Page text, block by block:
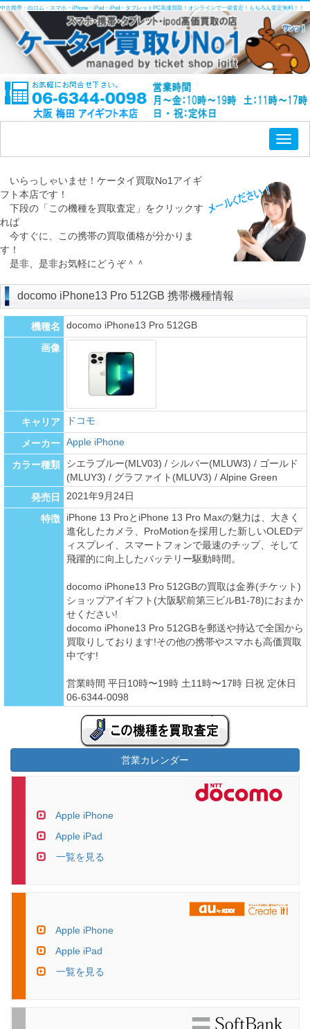
中古携帯・白ロム・スマホ・iPhone・iPad・iPod・タブレットPC高価買取！オンラインで一発査定！もちろん査定無料！！
いらっしゃいませ！ケータイ買取No1アイギ
フト本店です！
下段の「この機種を買取査定」をクリックす
れば
今すぐに、この携帯の買取価格が分かりま
す！
是非、是非お気軽にどうぞ＾＾
docomo iPhone13 Pro 512GB 携帯機種情報
機種名 docomo iPhone13 Pro 512GB
画像
キャリア ドコモ
メーカー Apple iPhone
カラー種類
シエラブルー(MLV03) / シルバー(MLUW3) / ゴールド
(MLUY3) / グラファイト(MLUV3) / Alpine Green
発売日
2021年9月24日
特徴
iPhone 13 ProとiPhone 13 Pro Maxの魅力は、大きく
進化したカメラ、ProMotionを採用した新しいOLEDデ
ィスプレイ、スマートフォンで最速のチップ、そして
飛躍的に向上したバッテリー駆動時間。
docomo iPhone13 Pro 512GBの買取は金券(チケット)
ショップアイギフト(大阪駅前第三ビルB1-78)におまか
せください!
docomo iPhone13 Pro 512GBを郵送や持込で全国から
買取りしております!その他の携帯やスマホも高価買取
中です!
営業時間 平日10時〜19時 土11時〜17時 日祝 定休日
06-6344-0098
営業カレンダー
Apple iPhone
Apple iPad
一覧を見る
Apple iPhone
Apple iPad
一覧を見る